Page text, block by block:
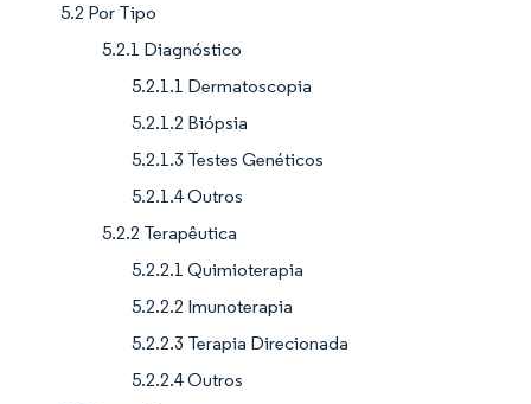
5.2 Por Tipo
5.2.1 Diagnóstico
5.2.1.1 Dermatoscopia
5.2.1.2 Biópsia
5.2.1.3 Testes Genéticos
5.2.1.4 Outros
5.2.2 Terapêutica
5.2.2.1 Quimioterapia
5.2.2.2 Imunoterapia
5.2.2.3 Terapia Direcionada
5.2.2.4 Outros